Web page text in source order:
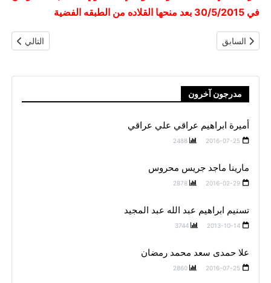
في 30/5/2015 بعد منحها القلاده من الطبقه الفضية
المقال السابق: مريم احمد بيومي
السابق المقال
التالي
مدرجون آخرون
أميرة ابراهيم عراقي علي عراقي
2016-07-25
2488
مارينا ماجد جريس محروس
2016-02-29
2878
تسنيم ابراهيم عبد الله عبد المجيد
2013-10-14
3744
علا حمدى سعد محمد رمضان
2016-07-25
2860